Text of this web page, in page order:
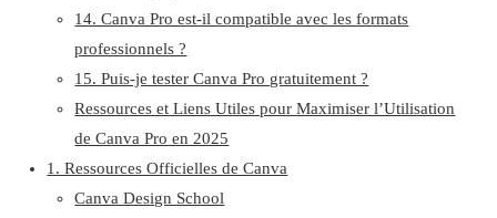
14. Canva Pro est-il compatible avec les formats
professionnels ?
15. Puis-je tester Canva Pro gratuitement ?
Ressources et Liens Utiles pour Maximiser l’Utilisation
de Canva Pro en 2025
1. Ressources Officielles de Canva
Canva Design School